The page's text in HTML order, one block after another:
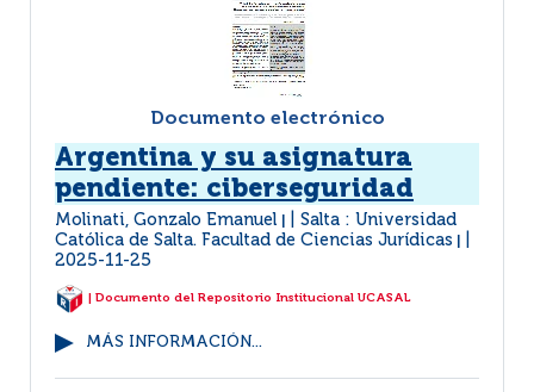
Documento electrónico
Argentina y su asignatura
pendiente: ciberseguridad
Molinati, Gonzalo Emanuel
Salta : Universidad
Católica de Salta. Facultad de Ciencias Jurídicas
2025-11-25
| Documento del Repositorio Institucional UCASAL
MÁS INFORMACIÓN...